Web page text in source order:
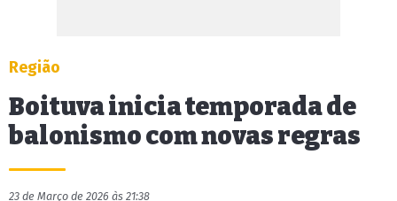
Região
Boituva inicia temporada de
balonismo com novas regras
23 de Março de 2026 às 21:38